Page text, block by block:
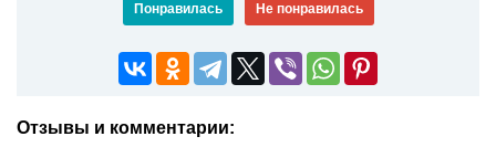
Понравилась Не понравилась
Отзывы и комментарии: